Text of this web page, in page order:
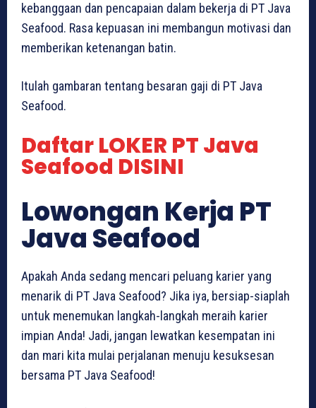
kebanggaan dan pencapaian dalam bekerja di PT Java
Seafood. Rasa kepuasan ini membangun motivasi dan
memberikan ketenangan batin.
Itulah gambaran tentang besaran gaji di PT Java
Seafood.
Daftar LOKER PT Java
Seafood DISINI
Lowongan Kerja PT
Java Seafood
Apakah Anda sedang mencari peluang karier yang
menarik di PT Java Seafood? Jika iya, bersiap-siaplah
untuk menemukan langkah-langkah meraih karier
impian Anda! Jadi, jangan lewatkan kesempatan ini
dan mari kita mulai perjalanan menuju kesuksesan
bersama PT Java Seafood!